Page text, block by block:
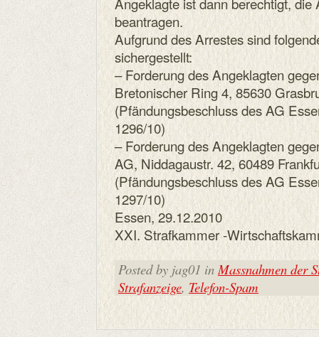
beantragen.
Aufgrund des Arrestes sind
sichergestellt:
– Forderung des Angeklagten
Bretonischer Ring 4, 85630
(Pfändungsbeschluss des AG
1296/10)
– Forderung des Angeklagten
AG, Niddagaustr. 42, 60489
(Pfändungsbeschluss des AG
1297/10)
Essen, 29.12.2010
XXI. Strafkammer -
Posted by jag01 inMassnahmen der
Strafanzeige, Telefon-Spam